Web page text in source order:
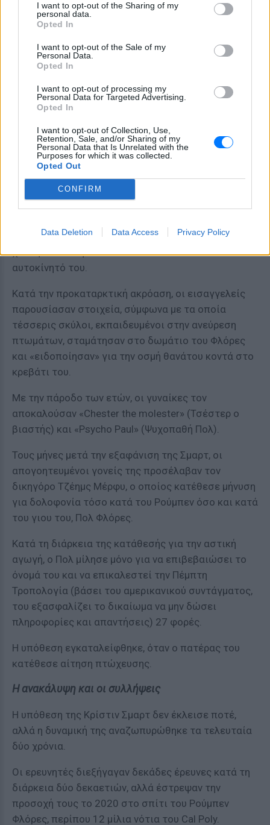
I want to opt-out of the Sharing of my
personal data.
Opted In
I want to opt-out of the Sale of my
Personal Data.
Opted In
I want to opt-out of processing my
Personal Data for Targeted Advertising.
Opted In
I want to opt-out of Collection, Use,
Retention, Sale, and/or Sharing of my
Personal Data that Is Unrelated with the
Purposes for which it was collected.
Opted Out
CONFIRM
Data Deletion Data Access Privacy Policy
την Κυριακή 26 Μαΐου.
Η έναρξη της έρευνας
Ο Φλόρες υποβάθμισε την επαφή του με την Σμαρτ,
ημέρες μετά την εξαφάνισή της, λέγοντας ότι πήγε
στον κοιτώνα της με τα πόδια, χωρίς να την
Όταν ο Φλόρες έδωσε την πρώτη του κατάθεση,
εμφανίστημε με μαυρισμένο μάτι. Είπε ότι το έπαθε
παίζοντας μπάσκετ με φίλους του, οι οποίοι
αρνήθηκαν τον ισχυρισμό του, σύμφωνα με τα
δικαστικά αρχεία.
Αργότερα, άλλαξε την ιστορία του και είπε ότι
χτύπησε το κεφάλι του ενώ δούλευε στο
αυτοκίνητό του.
Κατά την προκαταρκτική ακρόαση, οι εισαγγελείς
παρουσίασαν στοιχεία, σύμφωνα με τα οποία
τέσσερις σκύλοι, εκπαιδευμένοι στην ανεύρεση
πτωμάτων, σταμάτησαν στο δωμάτιο του Φλόρες
και «ειδοποίησαν» για την οσμή θανάτου κοντά στο
κρεβάτι του.
Με την πάροδο των ετών, οι γυναίκες τον
αποκαλούσαν «Chester the molester» (Τσέστερ ο
βιαστής) και «Psycho Paul» (Ψυχοπαθή Πολ).
Τους μήνες μετά την εξαφάνιση της Σμαρτ, οι
απογοητευμένοι γονείς της προσέλαβαν τον
δικηγόρο Τζέημς Μέρφυ, ο οποίος κατέθεσε μήνυση
για δολοφονία τόσο κατά του Ρούμπεν όσο και κατά
του γιου του, Πολ Φλόρες.
Κατά τη διάρκεια της κατάθεσής για την αστική
αγωγή, ο Πολ μίλησε μόνο για να επιβεβαιώσει το
όνομά του και να επικαλεστεί την Πέμπτη
Τροπολογία (βάσει του αμερικανικού συντάγματος,
του εξασφαλίζει το δικαίωμα να μην δώσει
πληροφορίες και απαντήσεις) 27 φορές.
Η υπόθεση εγκαταλείφθηκε, όταν ο πατέρας του
κατέθεσε αίτηση πτώχευσης.
Η ανακάλυψη και οι συλλήψεις
Η υπόθεση της Κρίστιν Σμαρτ δεν έκλεισε ποτέ,
αλλά η δυναμική της αναζωπυρώθηκε τα τελευταία
δύο χρόνια.
Οι ερευνητές διεξήγαγαν δεκάδες έρευνες κατά τη
διάρκεια δύο δεκαετιών, αλλά έστρεψαν την
προσοχή τους το 2020 στο σπίτι του Ρούμπεν
Φλόρες, περίπου 12 μίλια νότια του Cal Poly.